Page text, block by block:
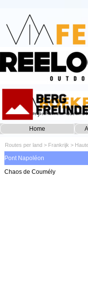
Home
Routes per land > Frankrijk >
Pont Napoléon
Chaos de Coumély